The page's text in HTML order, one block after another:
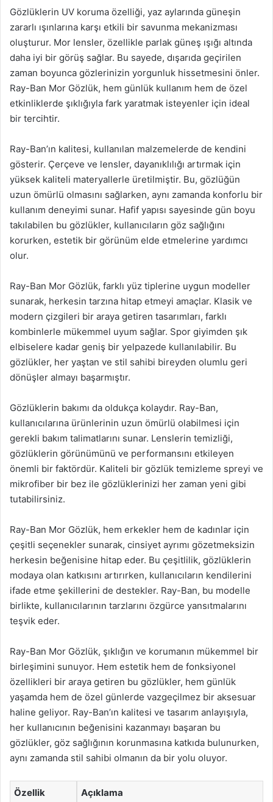
Gözlüklerin UV koruma özelliği, yaz aylarında güneşin
zararlı ışınlarına karşı etkili bir savunma mekanizması
oluşturur. Mor lensler, özellikle parlak güneş ışığı altında
daha iyi bir görüş sağlar. Bu sayede, dışarıda geçirilen
zaman boyunca gözlerinizin yorgunluk hissetmesini önler.
Ray-Ban Mor Gözlük, hem günlük kullanım hem de özel
etkinliklerde şıklığıyla fark yaratmak isteyenler için ideal
bir tercihtir.
Ray-Ban’ın kalitesi, kullanılan malzemelerde de kendini
gösterir. Çerçeve ve lensler, dayanıklılığı artırmak için
yüksek kaliteli materyallerle üretilmiştir. Bu, gözlüğün
uzun ömürlü olmasını sağlarken, aynı zamanda konforlu bir
kullanım deneyimi sunar. Hafif yapısı sayesinde gün boyu
takılabilen bu gözlükler, kullanıcıların göz sağlığını
korurken, estetik bir görünüm elde etmelerine yardımcı
olur.
Ray-Ban Mor Gözlük, farklı yüz tiplerine uygun modeller
sunarak, herkesin tarzına hitap etmeyi amaçlar. Klasik ve
modern çizgileri bir araya getiren tasarımları, farklı
kombinlerle mükemmel uyum sağlar. Spor giyimden şık
elbiselere kadar geniş bir yelpazede kullanılabilir. Bu
gözlükler, her yaştan ve stil sahibi bireyden olumlu geri
dönüşler almayı başarmıştır.
Gözlüklerin bakımı da oldukça kolaydır. Ray-Ban,
kullanıcılarına ürünlerinin uzun ömürlü olabilmesi için
gerekli bakım talimatlarını sunar. Lenslerin temizliği,
gözlüklerin görünümünü ve performansını etkileyen
önemli bir faktördür. Kaliteli bir gözlük temizleme spreyi ve
mikrofiber bir bez ile gözlüklerinizi her zaman yeni gibi
tutabilirsiniz.
Ray-Ban Mor Gözlük, hem erkekler hem de kadınlar için
çeşitli seçenekler sunarak, cinsiyet ayrımı gözetmeksizin
herkesin beğenisine hitap eder. Bu çeşitlilik, gözlüklerin
modaya olan katkısını artırırken, kullanıcıların kendilerini
ifade etme şekillerini de destekler. Ray-Ban, bu modelle
birlikte, kullanıcılarının tarzlarını özgürce yansıtmalarını
teşvik eder.
Ray-Ban Mor Gözlük, şıklığın ve korumanın mükemmel bir
birleşimini sunuyor. Hem estetik hem de fonksiyonel
özellikleri bir araya getiren bu gözlükler, hem günlük
yaşamda hem de özel günlerde vazgeçilmez bir aksesuar
haline geliyor. Ray-Ban’ın kalitesi ve tasarım anlayışıyla,
her kullanıcının beğenisini kazanmayı başaran bu
gözlükler, göz sağlığının korunmasına katkıda bulunurken,
aynı zamanda stil sahibi olmanın da bir yolu oluyor.
Özellik Açıklama